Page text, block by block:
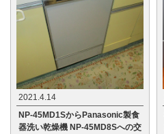
2021.4.14
NP-45MD1SからPanasonic製食
器洗い乾燥機 NP-45MD8Sへの交